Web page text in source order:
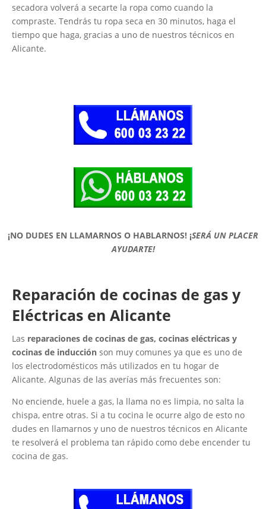
secadora volverá a secarte la ropa como cuando la
compraste. Tendrás tu ropa seca en 30 minutos, haga el
tiempo que haga, gracias a uno de nuestros técnicos en
Alicante.
¡NO DUDES EN LLAMARNOS O HABLARNOS! ¡SERÁ UN PLACER
AYUDARTE!
Reparación de cocinas de gas y
Eléctricas en Alicante
Las reparaciones de cocinas de gas, cocinas eléctricas y
cocinas de inducción son muy comunes ya que es uno de
los electrodomésticos más utilizados en tu hogar de
Alicante. Algunas de las averías más frecuentes son:
No enciende, huele a gas, la llama no es limpia, no salta la
chispa, entre otras. Si a tu cocina le ocurre algo de esto no
dudes en llamarnos y uno de nuestros técnicos en Alicante
te resolverá el problema tan rápido como debe encender tu
cocina de gas.